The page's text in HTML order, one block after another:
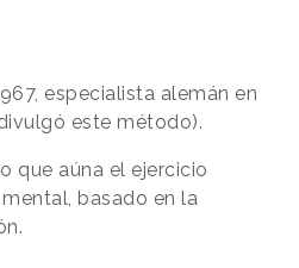
especialista alemán en
este método).
que aúna el ejercicio
basado en la